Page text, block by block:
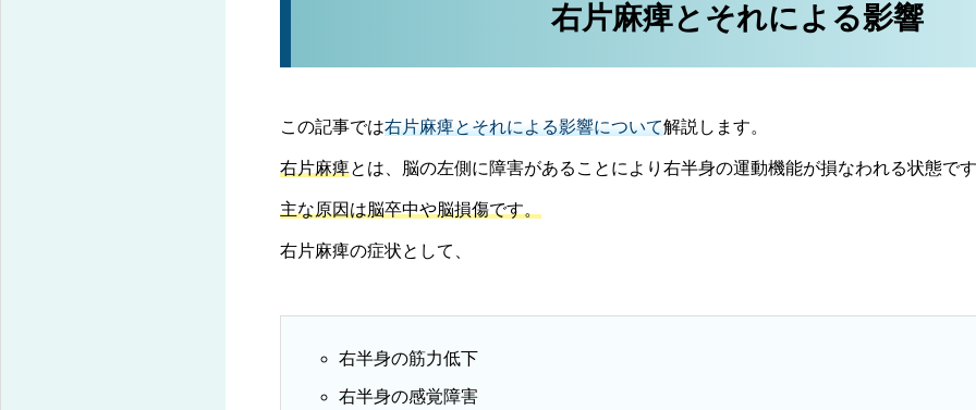
右片麻痺とそれによる影響
この記事では右片麻痺とそれによる影響について解説します。
右片麻痺とは、脳の左側に障害があることにより右半身の運動機能が損なわれる状態で
主な原因は脳卒中や脳損傷です。
右片麻痺の症状として、
右半身の筋力低下
右半身の感覚障害